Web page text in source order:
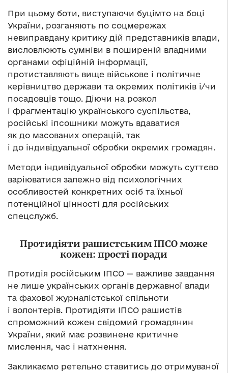
При цьому боти, виступаючи буцімто на боці
України, розганяють по соцмережах
невиправдану критику дій представників влади,
висловлюють сумніви в поширеній владними
органами офіційній інформації,
протиставляють вище військове і політичне
керівництво держави та окремих політиків і/чи
посадовців тощо. Діючи на розкол
і фрагментацію українського суспільства,
російські іпсошники можуть вдаватися
як до масованих операцій, так
і до індивідуальної обробки окремих громадян.
Методи індивідуальної обробки можуть суттєво
варіюватися залежно від психологічних
особливостей конкретних осіб та їхньої
потенційної цінності для російських
спецслужб.
Протидіяти рашистським ІПСО може
кожен: прості поради
Протидія російським ІПСО — важливе завдання
не лише українських органів державної влади
та фахової журналістської спільноти
і волонтерів. Протидіяти ІПСО рашистів
спроможний кожен свідомий громадянин
України, який має розвинене критичне
мислення, час і натхнення.
Закликаємо ретельно ставитись до отримуваної